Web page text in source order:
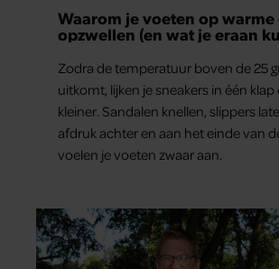
Waarom je voeten op warme
opzwellen (en wat je eraan
Zodra de temperatuur boven de 25
uitkomt, lijken je sneakers in één
kleiner. Sandalen knellen, slippers
afdruk achter en aan het einde van
voelen je voeten zwaar aan.